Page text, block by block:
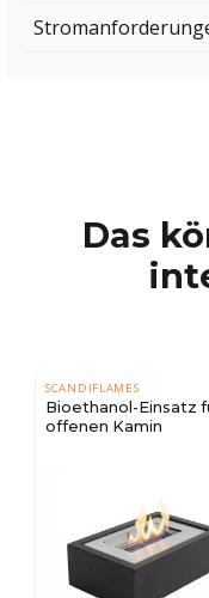
Das
SCANDIFLAMES
Bioethanol-Einsatz
offenen Kamin